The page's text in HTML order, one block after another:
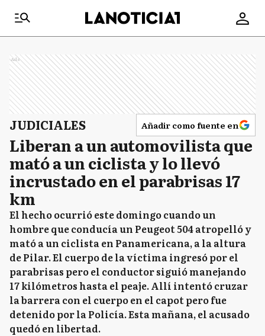
Ads
JUDICIALES Añadir como fuente en
Liberan a un automovilista que
mató a un ciclista y lo llevó
incrustado en el parabrisas 17
km
El hecho ocurrió este domingo cuando un
hombre que conducía un Peugeot 504 atropelló y
mató a un ciclista en Panamericana, a la altura
de Pilar. El cuerpo de la víctima ingresó por el
parabrisas pero el conductor siguió manejando
17 kilómetros hasta el peaje. Allí intentó cruzar
la barrera con el cuerpo en el capot pero fue
detenido por la Policía. Esta mañana, el acusado
quedó en libertad.